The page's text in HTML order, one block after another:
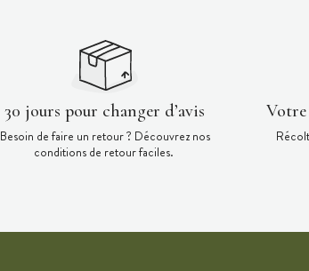
30 jours pour changer d’avis
Besoin de faire un retour ? Découvrez nos
conditions de retour faciles.
Votre